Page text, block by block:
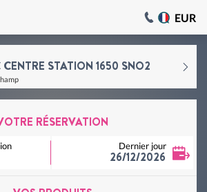
EUR
CENTRE STATION 1650 SNO2
RÉSERVATION
26/12/2026
Dernier jour